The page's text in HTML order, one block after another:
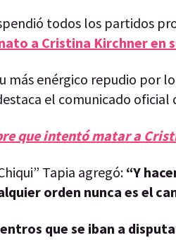
todos los partidos
a Cristina Kirchner en
más enérgico repudio por
el comunicado
que intentó matar a
Tapia agregó: “Y
orden nunca es el
que se iban a